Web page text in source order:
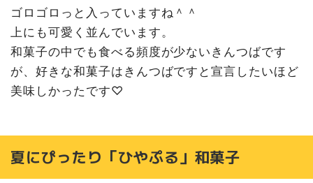
ゴロゴロっと入っていますね＾＾
上にも可愛く並んでいます。
和菓子の中でも食べる頻度が少ないきんつばです
が、好きな和菓子はきんつばですと宣言したいほど
美味しかったです♡
夏にぴったり「ひやぷる」和菓子